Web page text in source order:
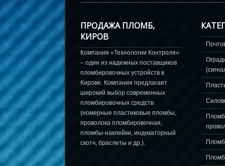
ПРОДАЖА ПЛОМБ,
КИРОВ
Компания «Технологии Контроля»
– один из надежных поставщиков
пломбировочных устройств в
Кирове. Компания предлагает
широкий выбор современных
пломбировочных средств
(номерные пластиковые пломбы,
проволока пломбировочная,
пломбы-наклейки, индикаторный
скотч, браслеты и др.).